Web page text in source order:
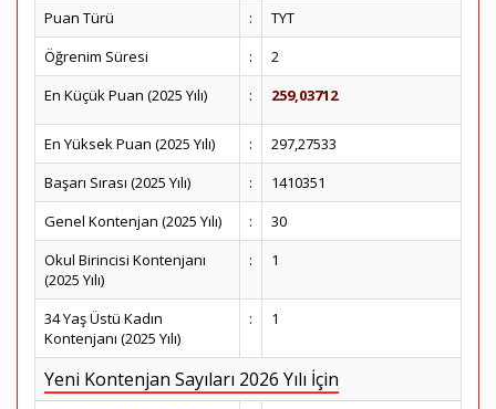
Puan Türü
:
TYT
Öğrenim Süresi
:
2
En Küçük Puan (2025 Yılı)
: 259,03712
En Yüksek Puan (2025 Yılı) :
297,27533
Başarı Sırası (2025 Yılı)
:
1410351
Genel Kontenjan (2025 Yılı)
:
30
Okul Birincisi Kontenjanı
(2025 Yılı)
: 1
34 Yaş Üstü Kadın
Kontenjanı (2025 Yılı)
: 1
Yeni Kontenjan Sayıları 2026 Yılı İçin